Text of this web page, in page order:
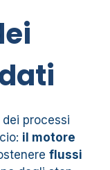
processi
il motore
flussi